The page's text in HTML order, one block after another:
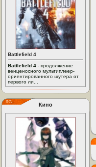
Battlefield 4
Battlefield 4 - продолжение
венценосного мультиплеер-
ориентированного шутера от
первого ли...
Кино